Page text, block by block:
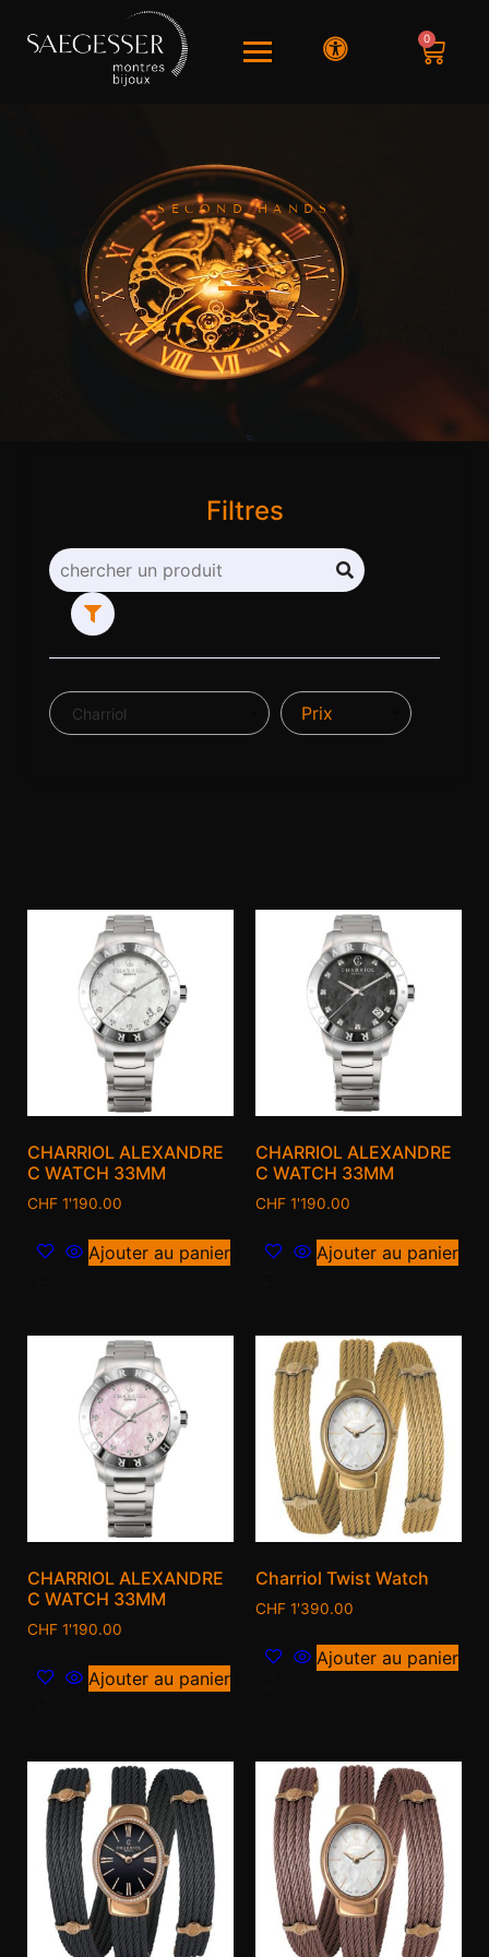
0
SECOND HANDS
Filtres
Charriol Prix
CHARRIOL ALEXANDRE
C WATCH 33MM
CHF 1'190.00
Ajouter au panier
CHARRIOL ALEXANDRE
C WATCH 33MM
CHF 1'190.00
Ajouter au panier
CHARRIOL ALEXANDRE
C WATCH 33MM
CHF 1'190.00
Ajouter au panier
Charriol Twist Watch
CHF 1'390.00
Ajouter au panier